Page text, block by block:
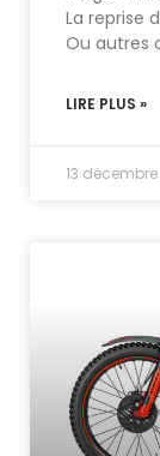
La reprise
Ou autres
LIRE PLUS »
13 décembre